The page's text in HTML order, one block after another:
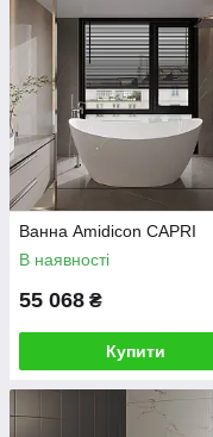
Ванна Amidicon CAPRI
В наявності
55 068 ₴
Купити